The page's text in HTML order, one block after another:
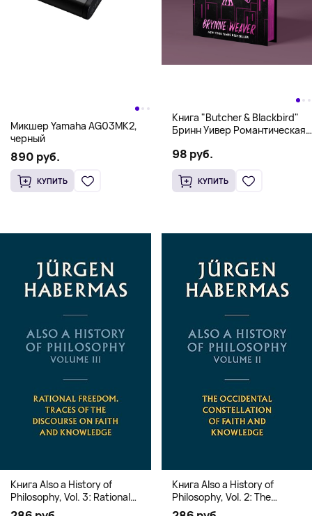
Микшер Yamaha AG03MK2,
черный
890 руб.
КУПИТЬ
Книга "Butcher & Blackbird"
Бринн Уивер Романтическая
(18+)
98 руб.
КУПИТЬ
Книга Also a History of
Philosophy, Vol. 3: Rational
Freedom. Traces of the
Книга Also a History of
Philosophy, Vol. 2: The
Occidental Constellation of